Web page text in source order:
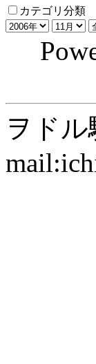
カテゴリ分類
ヲドル